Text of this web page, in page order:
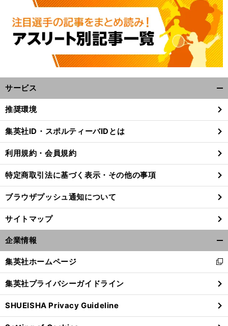
サービス
閉
る
推奨環境
集英社ID・スポルティーバIDとは
利用規約・会員規約
特定商取引法に基づく表示・その他の事項
ブラウザプッシュ通知について
サイトマップ
企業情報
閉
る
集英社ホームページ
新
し
い
ウ
ィ
ン
集英社プライバシーガイドライン
SHUEISHA Privacy Guideline